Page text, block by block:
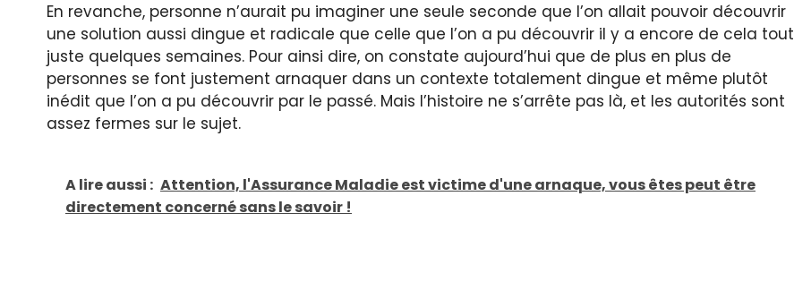
En revanche, personne n’aurait pu imaginer une seule seconde que l’on allait pouvoir découvrir
une solution aussi dingue et radicale que celle que l’on a pu découvrir il y a encore de cela tout
juste quelques semaines. Pour ainsi dire, on constate aujourd’hui que de plus en plus de
personnes se font justement arnaquer dans un contexte totalement dingue et même plutôt
inédit que l’on a pu découvrir par le passé. Mais l’histoire ne s’arrête pas là, et les autorités sont
assez fermes sur le sujet.
A lire aussi : Attention, l'Assurance Maladie est victime d'une arnaque, vous êtes peut être
directement concerné sans le savoir !